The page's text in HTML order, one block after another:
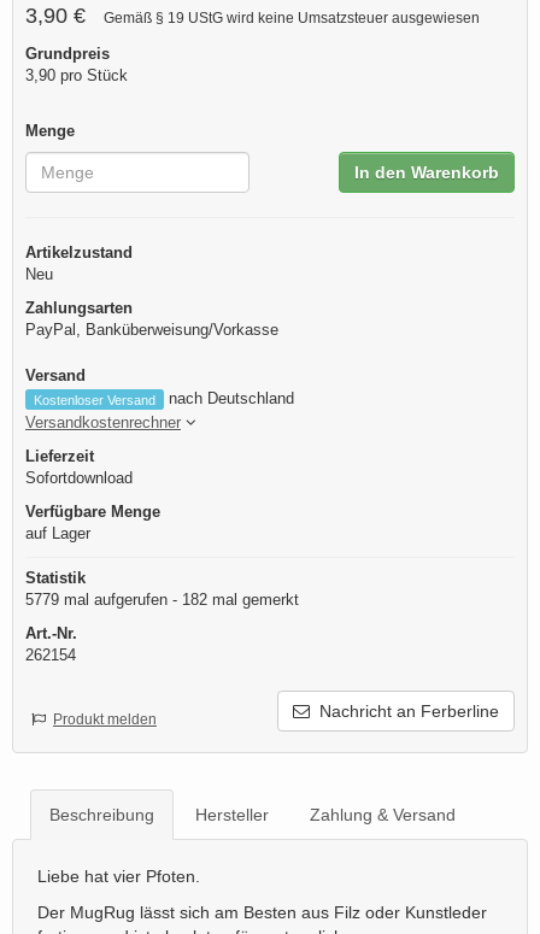
3,90 €
Gemäß § 19 UStG wird keine Umsatzsteuer ausgewiesen
Grundpreis
3,90 pro Stück
Menge
In den Warenkorb
Artikelzustand
Neu
Zahlungsarten
PayPal, Banküberweisung/Vorkasse
Versand
Kostenloser Versand
nach Deutschland
Versandkostenrechner
Lieferzeit
Sofortdownload
Verfügbare Menge
auf Lager
Statistik
5779 mal aufgerufen - 182 mal gemerkt
Art.-Nr.
262154
Nachricht an Ferberline
Produkt melden
Beschreibung Hersteller Zahlung & Versand
Liebe hat vier Pfoten.
Der MugRug lässt sich am Besten aus Filz oder Kunstleder